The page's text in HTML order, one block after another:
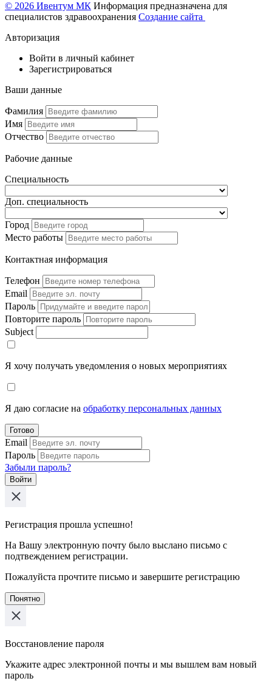
© 2026 Ивентум МК Информация предназначена для
специалистов здравоохранения Создание сайта
Авторизация
Войти в личный кабинет
Зарегистрироваться
Ваши данные
Фамилия
Имя
Отчество
Рабочие данные
Специальность
Доп. специальность
Город
Место работы
Контактная информация
Телефон
Email
Пароль
Повторите пароль
Subject
Я хочу получать уведомления о новых мероприятиях
Я даю согласие на обработку персональных данных
Готово
Email
Пароль
Забыли пароль?
Войти
Регистрация прошла успешно!
На Вашу электронную почту было выслано письмо с
подтвеждением регистрации.
Пожалуйста прочтите письмо и завершите регистрацию
Понятно
Восстановление пароля
Укажите адрес электронной почты и мы вышлем вам новый
пароль